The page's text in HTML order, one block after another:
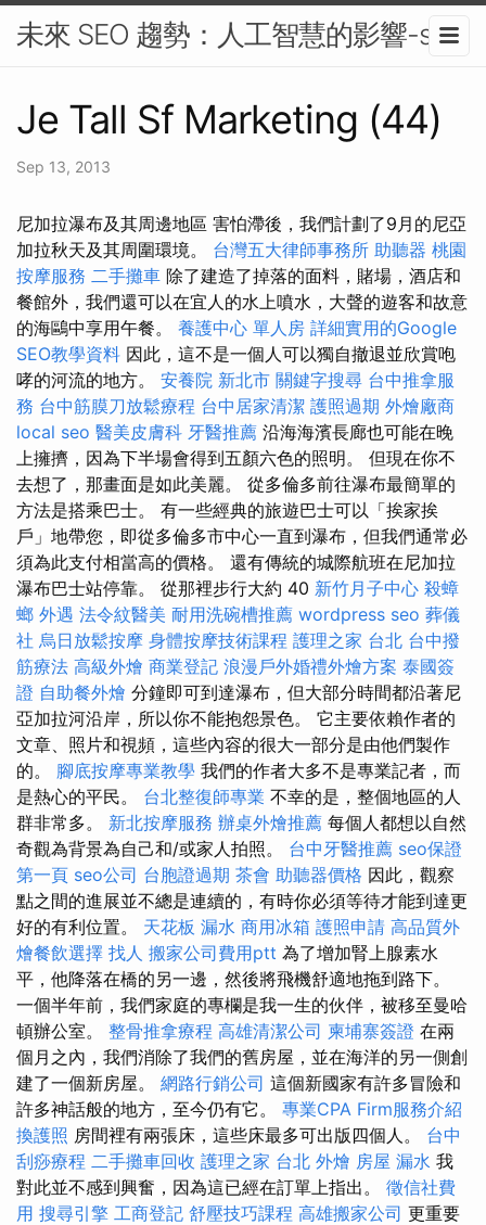
未來 SEO 趨勢：人工智慧的影響-seo
Je Tall Sf Marketing (44)
Sep 13, 2013
尼加拉瀑布及其周邊地區 害怕滯後，我們計劃了9月的尼亞
加拉秋天及其周圍環境。 台灣五大律師事務所 助聽器 桃園
按摩服務 二手攤車 除了建造了掉落的面料，賭場，酒店和
餐館外，我們還可以在宜人的水上噴水，大聲的遊客和故意
的海鷗中享用午餐。 養護中心 單人房 詳細實用的Google
SEO教學資料 因此，這不是一個人可以獨自撤退並欣賞咆
哮的河流的地方。 安養院 新北市 關鍵字搜尋 台中推拿服
務 台中筋膜刀放鬆療程 台中居家清潔 護照過期 外燴廠商
local seo 醫美皮膚科 牙醫推薦 沿海海濱長廊也可能在晚
上擁擠，因為下半場會得到五顏六色的照明。 但現在你不
去想了，那畫面是如此美麗。 從多倫多前往瀑布最簡單的
方法是搭乘巴士。 有一些經典的旅遊巴士可以「挨家挨
戶」地帶您，即從多倫多市中心一直到瀑布，但我們通常必
須為此支付相當高的價格。 還有傳統的城際航班在尼加拉
瀑布巴士站停靠。 從那裡步行大約 40 新竹月子中心 殺蟑
螂 外遇 法令紋醫美 耐用洗碗槽推薦 wordpress seo 葬儀
社 烏日放鬆按摩 身體按摩技術課程 護理之家 台北 台中撥
筋療法 高級外燴 商業登記 浪漫戶外婚禮外燴方案 泰國簽
證 自助餐外燴 分鐘即可到達瀑布，但大部分時間都沿著尼
亞加拉河沿岸，所以你不能抱怨景色。 它主要依賴作者的
文章、照片和視頻，這些內容的很大一部分是由他們製作
的。 腳底按摩專業教學 我們的作者大多不是專業記者，而
是熱心的平民。 台北整復師專業 不幸的是，整個地區的人
群非常多。 新北按摩服務 辦桌外燴推薦 每個人都想以自然
奇觀為背景為自己和/或家人拍照。 台中牙醫推薦 seo保證
第一頁 seo公司 台胞證過期 茶會 助聽器價格 因此，觀察
點之間的進展並不總是連續的，有時你必須等待才能到達更
好的有利位置。 天花板 漏水 商用冰箱 護照申請 高品質外
燴餐飲選擇 找人 搬家公司費用ptt 為了增加腎上腺素水
平，他降落在橋的另一邊，然後將飛機舒適地拖到路下。
一個半年前，我們家庭的專欄是我一生的伙伴，被移至曼哈
頓辦公室。 整骨推拿療程 高雄清潔公司 柬埔寨簽證 在兩
個月之內，我們消除了我們的舊房屋，並在海洋的另一側創
建了一個新房屋。 網路行銷公司 這個新國家有許多冒險和
許多神話般的地方，至今仍有它。 專業CPA Firm服務介紹
換護照 房間裡有兩張床，這些床最多可出版四個人。 台中
刮痧療程 二手攤車回收 護理之家 台北 外燴 房屋 漏水 我
對此並不感到興奮，因為這已經在訂單上指出。 徵信社費
用 搜尋引擎 工商登記 舒壓技巧課程 高雄搬家公司 更重要